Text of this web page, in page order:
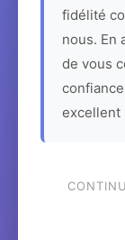
fidélité
nous. En
de vous
excellent